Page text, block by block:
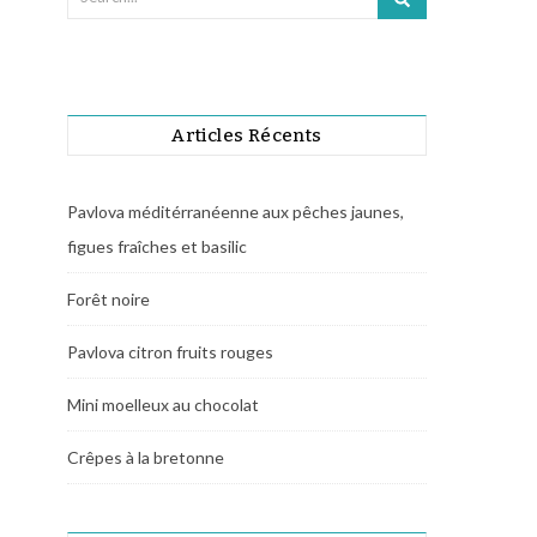
Articles Récents
Pavlova méditérranéenne aux pêches jaunes,
figues fraîches et basilic
Forêt noire
Pavlova citron fruits rouges
Mini moelleux au chocolat
Crêpes à la bretonne